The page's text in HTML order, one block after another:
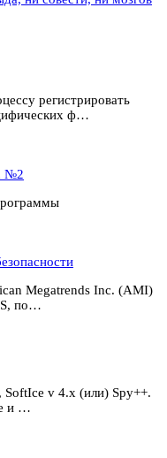
регистрировать
ф…
№2
Megatrends Inc. (AMI)
по…
v 4.x (или) Spy++.
и …